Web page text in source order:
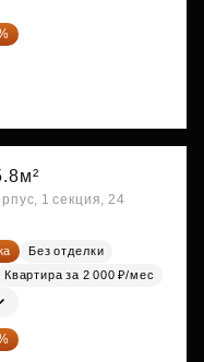
1 секция, 24
Без отделки
Квартира за 2 000 ₽/мес